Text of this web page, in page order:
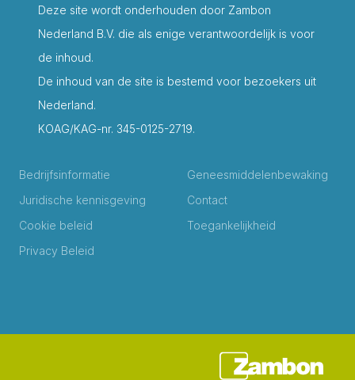
Deze site wordt onderhouden door Zambon
Nederland B.V. die als enige verantwoordelijk is voor
de inhoud.
De inhoud van de site is bestemd voor bezoekers uit
Nederland.
KOAG/KAG-nr. 345-0125-2719.
Bedrijfsinformatie
Juridische kennisgeving
Cookie beleid
Privacy Beleid
Geneesmiddelenbewaking
Contact
Toegankelijkheid